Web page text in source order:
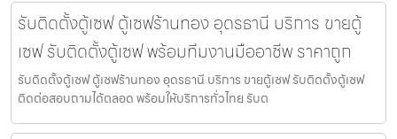
รับติดตั้งตู้เซฟ ตู้เซฟร้านทอง อุดรธานี บริการ ขายตู้
เซฟ รับติดตั้งตู้เซฟ พร้อมทีมงานมืออาชีพ ราคาถูก
รับติดตั้งตู้เซฟ ตู้เซฟร้านทอง อุดรธานี บริการ ขายตู้เซฟ รับติดตั้งตู้เซฟ
ติดต่อสอบถามได้ตลอด พร้อมให้บริการทั่วไทย รับต